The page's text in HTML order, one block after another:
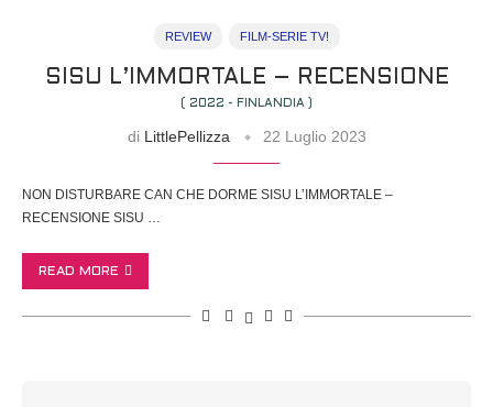
REVIEW FILM-SERIE TV!
SISU L’IMMORTALE – RECENSIONE
( 2022 - FINLANDIA )
di LittlePellizza 22 Luglio 2023
NON DISTURBARE CAN CHE DORME SISU L’IMMORTALE –
RECENSIONE SISU …
READ MORE